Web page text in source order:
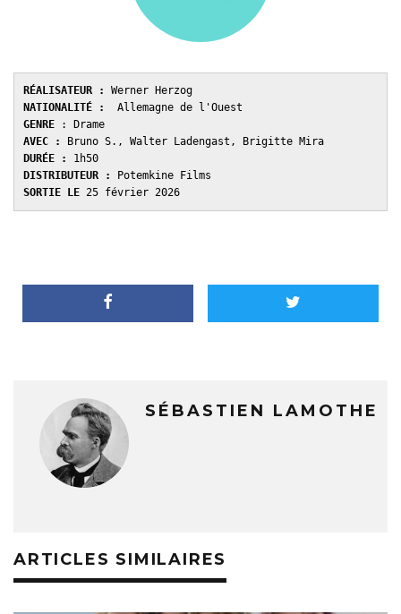
RÉALISATEUR :
Werner Herzog
NATIONALITÉ :
  Allemagne de l'Ouest
GENRE
: Drame
AVEC : Bruno S., Walter Ladengast, Brigitte Mira
DURÉE : 1h50
DISTRIBUTEUR : Potemkine Films
SORTIE LE 25 février 2026
SÉBASTIEN LAMOTHE
ARTICLES SIMILAIRES